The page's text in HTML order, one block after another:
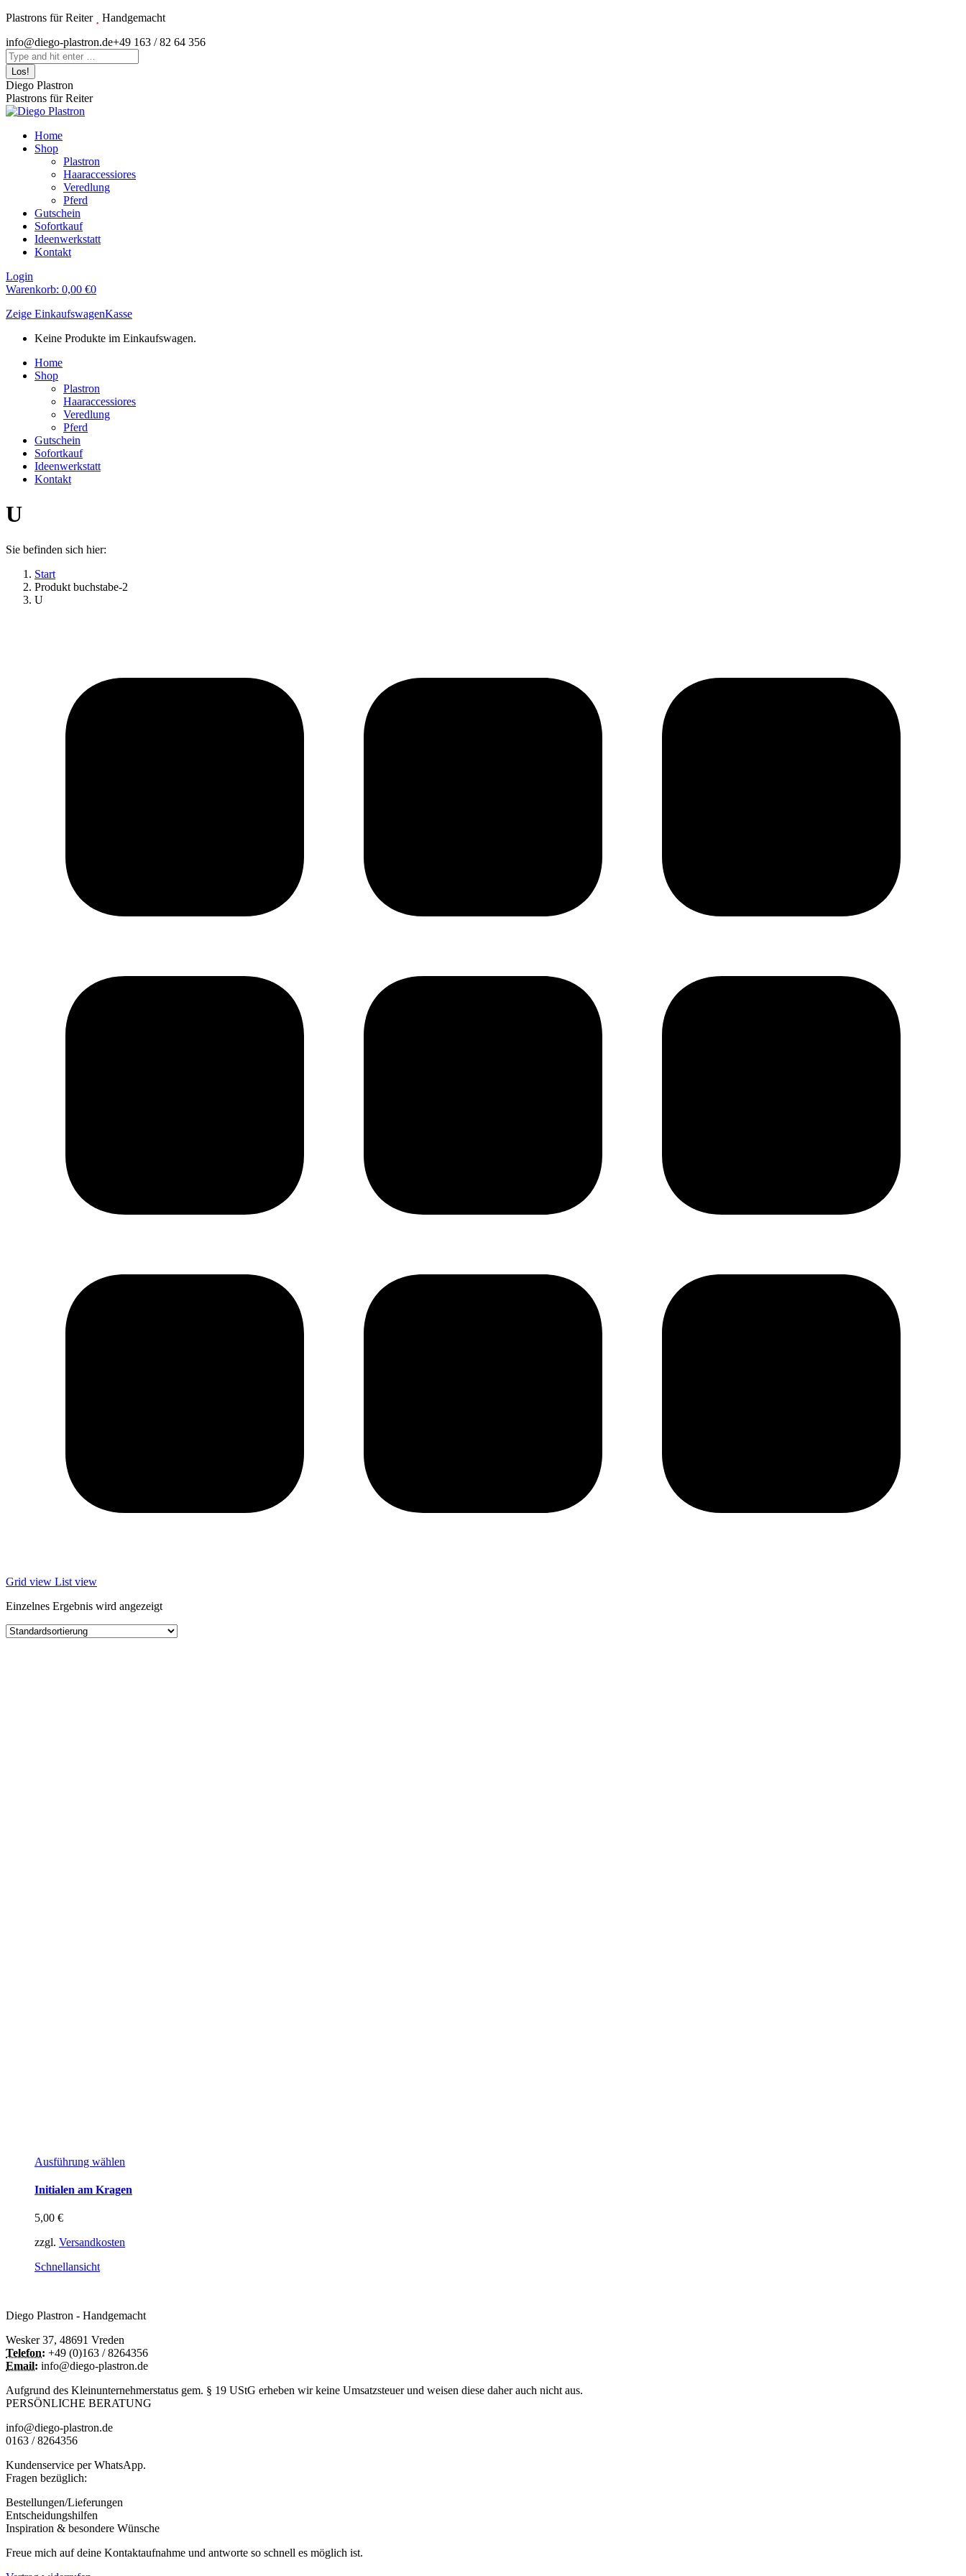
Zum
springen
Plastrons für Reiter
Handgemacht
Instagram
page
opens
in
new
window
info@diego-plastron.de+49 163 / 82 64 356
Search:
Diego Plastron
Plastrons für Reiter
Home
Shop
Plastron
Haaraccessiores
Veredlung
Pferd
Gutschein
Sofortkauf
Ideenwerkstatt
Kontakt
Login
Warenkorb: 0,00 €0
Zeige EinkaufswagenKasse
Keine Produkte im Einkaufswagen.
Home
Shop
Plastron
Haaraccessiores
Veredlung
Pferd
Gutschein
Sofortkauf
Ideenwerkstatt
Kontakt
U
Sie befinden sich hier:
Start
Produkt buchstabe-2
U
Grid view List view
Einzelnes Ergebnis wird angezeigt
Ausführung wählen
weist
Optionen
gewählt
Initialen am Kragen
5,00 €
zzgl. Versandkosten
Schnellansicht
Diego Plastron - Handgemacht
Wesker 37, 48691 Vreden
Telefon: +49 (0)163 / 8264356
Email: info@diego-plastron.de
Aufgrund des Kleinunternehmerstatus gem. § 19 UStG erheben wir keine Umsatzsteuer und weisen diese daher auch nicht aus.
PERSÖNLICHE BERATUNG
info@diego-plastron.de
0163 / 8264356
Kundenservice per WhatsApp.
Fragen bezüglich:
Bestellungen/Lieferungen
Entscheidungshilfen
Inspiration & besondere Wünsche
Freue mich auf deine Kontaktaufnahme und antworte so schnell es möglich ist.